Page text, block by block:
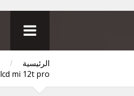
الرئيسية /
lcd mi 12t pro